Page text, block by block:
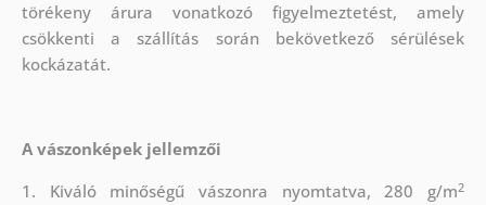
törékeny árura vonatkozó figyelmeztetést, amely
csökkenti a szállítás során bekövetkező sérülések
kockázatát.
A vászonképek jellemzői
1. Kiváló minőségű vászonra nyomtatva, 280 g/m2